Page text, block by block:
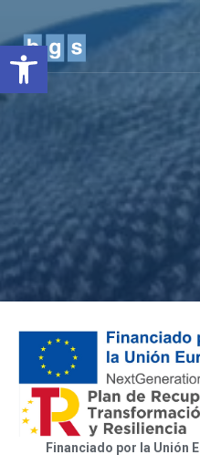
Obre la barra
Financiado por la Unión